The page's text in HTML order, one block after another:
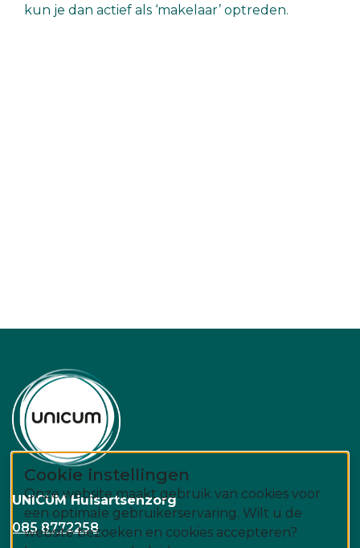
Cookie instellingen
Onze website maakt gebruik van cookies voor
een optimale gebruikerservaring. Wilt u de
website bezoeken en cookies accepteren?
kun je dan actief als ‘makelaar’ optreden.
UNICUM Huisartsenzorg
085 8772258